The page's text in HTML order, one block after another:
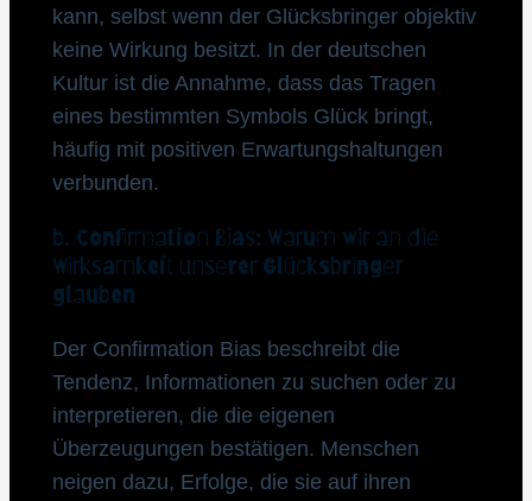
kann, selbst wenn der Glücksbringer objektiv
keine Wirkung besitzt. In der deutschen
Kultur ist die Annahme, dass das Tragen
eines bestimmten Symbols Glück bringt,
häufig mit positiven Erwartungshaltungen
verbunden.
b. Confirmation Bias: Warum wir an die
Wirksamkeit unserer Glücksbringer
glauben
Der Confirmation Bias beschreibt die
Tendenz, Informationen zu suchen oder zu
interpretieren, die die eigenen
Überzeugungen bestätigen. Menschen
neigen dazu, Erfolge, die sie auf ihren